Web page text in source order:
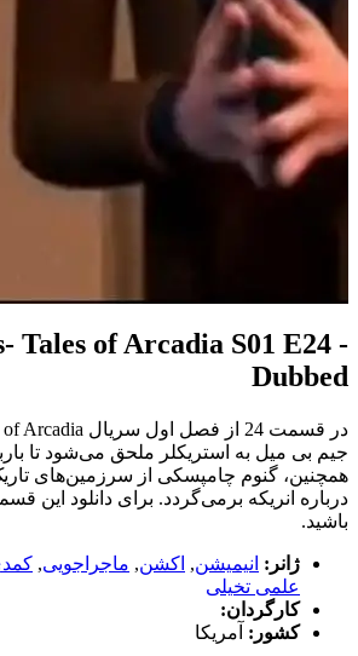
Tales of Arcadia S01 E24 -
Dubbed
جیم بی میل به استریکلر ملحق می‌شود تا
همچنین، گنوم چامپسکی از سرزمین‌های
درباره انریکه برمی‌گردد. برای دانلود این
باشید.
ژانر: انیمیشن, اکشن, ماجراجویی,
علمی تخیلی
کارگردان:
کشور: آمریکا